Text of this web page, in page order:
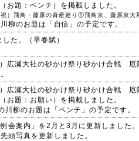
お題：ベンチ）を掲載しました。
）飛鳥・藤原の資産巡り①飛鳥京、藤原京大
柳のお題は「自信」の予定です。
た。（早春賦）
広瀬大社の砂かけ祭り砂かけ合戦
広瀬大社の砂かけ祭り砂かけ合戦
お題：お願い）を掲載しました。
柳のお題は「ベンチ」の予定です。
例会案内」を2月と3月に更新しました。
頭写真を更新しました。